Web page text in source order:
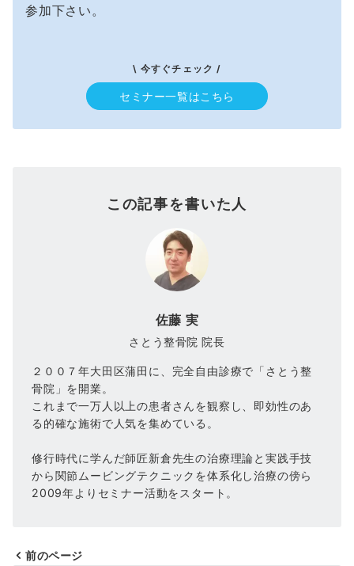
参加下さい。
\ 今すぐチェック /
セミナー一覧はこちら
この記事を書いた人
佐藤 実
さとう整骨院 院長
２００７年大田区蒲田に、完全自由診療で「さとう整
骨院」を開業。
これまで一万人以上の患者さんを観察し、即効性のあ
る的確な施術で人気を集めている。
修行時代に学んだ師匠新倉先生の治療理論と実践手技
から関節ムービングテクニックを体系化し治療の傍ら
2009年よりセミナー活動をスタート。
前のページ